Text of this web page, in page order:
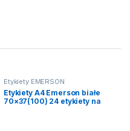
Etykiety EMERSON
Etykiety A4 Emerson białe
70×37(100) 24 etykiety na